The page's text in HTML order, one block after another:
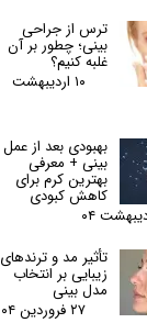
ترس از جراحی
بینی؛ چطور بر آن
غلبه کنیم؟
۱۰ اردیبهشت
بهبودی بعد از عمل
بینی + معرفی
بهترین کرم برای
کاهش کبودی
تأثیر مد و ترندهای
زیبایی بر انتخاب
مدل بینی
۲۷ فروردین ۰۴